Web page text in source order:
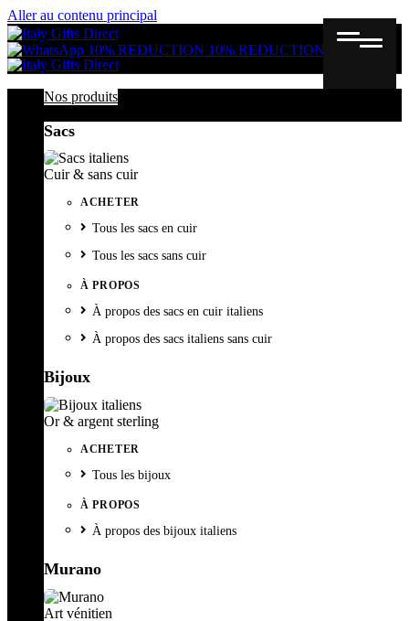
Aller au contenu principal
10% REDUCTION 10% REDUCTION
Nos produits
Sacs
Cuir & sans cuir
ACHETER
Tous les sacs en cuir
Tous les sacs sans cuir
À PROPOS
À propos des sacs en cuir italiens
À propos des sacs italiens sans cuir
Bijoux
Or & argent sterling
ACHETER
Tous les bijoux
À PROPOS
À propos des bijoux italiens
Murano
Art vénitien